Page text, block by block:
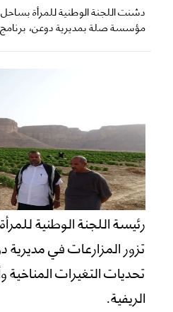
دشنت اللجنة الوطنية للمرأة
مؤسسة صلة بمديرية دوعن،
رئيسة اللجنة الوطنية
تزور المزارعات في
تحديات التغيرات المناخية
الريفية.